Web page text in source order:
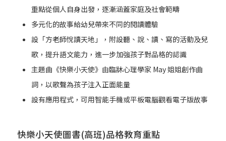
重點從個人自身出發，逐漸涵蓋家庭及社會範疇
多元化的故事給幼兒帶來不同的閱讀體驗
設「方老師悅讀天地」，附設聽、說、讀、寫的活動及兒
歌，提升語文能力，進一步加強孩子對品格的認識
主題曲《快樂小天使》由臨牀心理學家 May 姐姐創作曲
詞，以歌聲為孩子注入正面能量
設有應用程式，可用智能手機或平板電腦觀看電子版故事
快樂小天使圖書(高班)品格教育重點